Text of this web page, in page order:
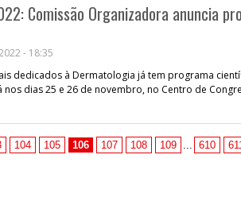
Comissão Organizadora anuncia
- 18:35
dedicados à Dermatologia já tem programa
dias 25 e 26 de novembro, no Centro de
104 105 106 107 108 109 610